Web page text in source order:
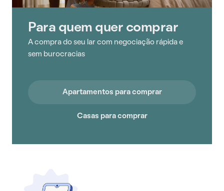
Para quem quer comprar
A compra do seu lar com negociação rápida e
sem burocracias
Apartamentos para comprar
Casas para comprar